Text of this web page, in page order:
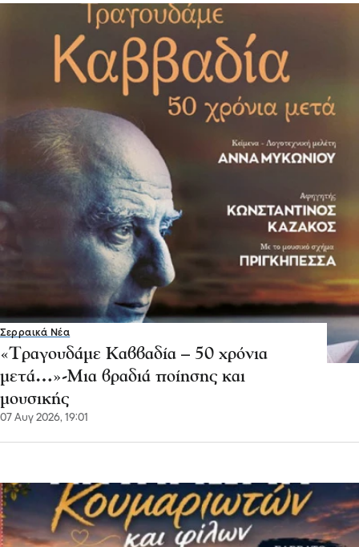
Σερραικά Νέα
«Τραγουδάμε Καββαδία – 50 χρόνια
μετά…»-Μια βραδιά ποίησης και
μουσικής
07 Αυγ 2026, 19:01